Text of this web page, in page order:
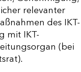
relevanter
des IKT-
mit IKT-
(bei